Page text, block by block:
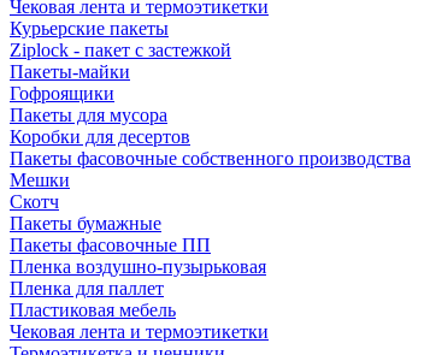
Чековая лента и термоэтикетки
Курьерские пакеты
Ziplock - пакет с застежкой
Пакеты-майки
Гофроящики
Пакеты для мусора
Коробки для десертов
Пакеты фасовочные собственного производства
Мешки
Скотч
Пакеты бумажные
Пакеты фасовочные ПП
Пленка воздушно-пузырьковая
Пленка для паллет
Пластиковая мебель
Чековая лента и термоэтикетки